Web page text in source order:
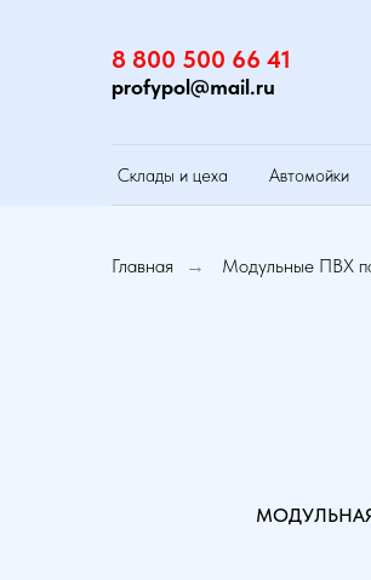
8 800 500 66 41
profypol@mail.ru
Склады и цеха Автомойки
Главная → Модульные ПВХ